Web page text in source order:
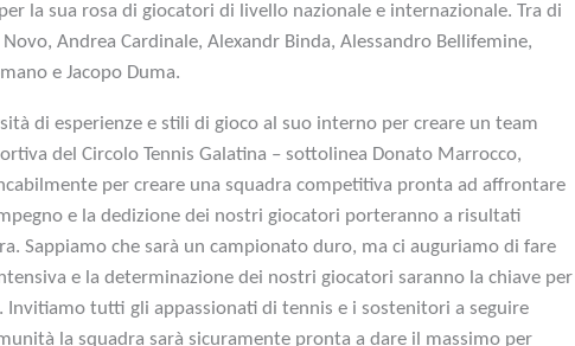
la sua rosa di giocatori di livello nazionale e internazionale. Tra di
Andrea Cardinale, Alexandr Binda, Alessandro Bellifemine,
e Jacopo Duma.
di esperienze e stili di gioco al suo interno per creare un team
del Circolo Tennis Galatina – sottolinea Donato Marrocco,
per creare una squadra competitiva pronta ad affrontare
e la dedizione dei nostri giocatori porteranno a risultati
Sappiamo che sarà un campionato duro, ma ci auguriamo di fare
e la determinazione dei nostri giocatori saranno la chiave per
tutti gli appassionati di tennis e i sostenitori a seguire
la squadra sarà sicuramente pronta a dare il massimo per